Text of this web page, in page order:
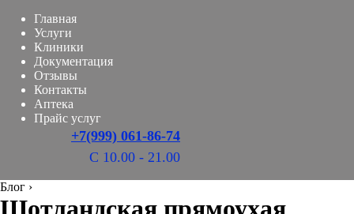
Главная
Услуги
Клиники
Документация
Отзывы
Контакты
Аптека
Прайс услуг
+7(999) 061-86-74
С 10.00 - 21.00
Блог ›